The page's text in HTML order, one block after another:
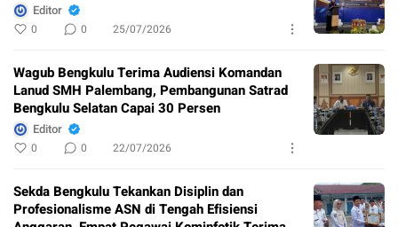
Editor
0 0 25/07/2026
Wagub Bengkulu Terima Audiensi Komandan
Lanud SMH Palembang, Pembangunan Satrad
Bengkulu Selatan Capai 30 Persen
Editor
0 0 22/07/2026
Sekda Bengkulu Tekankan Disiplin dan
Profesionalisme ASN di Tengah Efisiensi